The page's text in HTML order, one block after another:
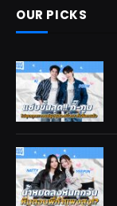
OUR PICKS